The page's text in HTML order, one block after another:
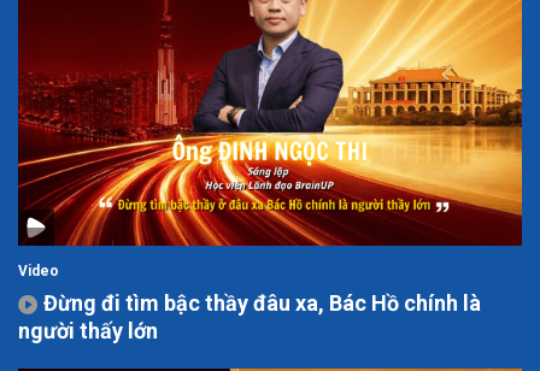
Video
Đừng đi tìm bậc thầy đâu xa, Bác Hồ chính là
người thấy lớn